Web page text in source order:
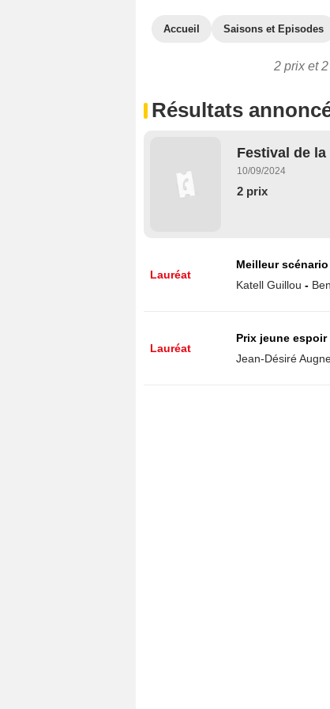
Accueil Saisons et Episodes
2 prix et
Résultats
Festival de
10/09/2024
2 prix
Lauréat
Meilleur scénario
Katell Guillou -
Lauréat
Prix jeune
Jean-Désiré